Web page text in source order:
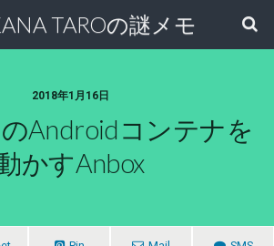
TAROの謎メモ
2018年1月16日
Androidコンテナを
かすAnbox